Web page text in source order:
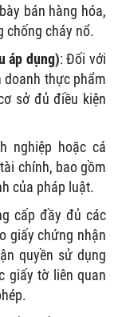
bán hàng hóa,
chống cháy nổ.
áp dụng): Đối với
doanh thực phẩm
sở đủ điều kiện
nghiệp hoặc cá
chính, bao gồm
của pháp luật.
cấp đầy đủ các
giấy chứng nhận
quyền sử dụng
giấy tờ liên quan